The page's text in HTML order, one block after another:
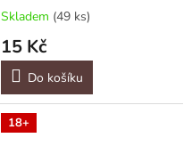
Skladem (49 ks)
15 Kč
Do košíku
18+